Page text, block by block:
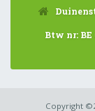
Btw nr: BE
Copyright